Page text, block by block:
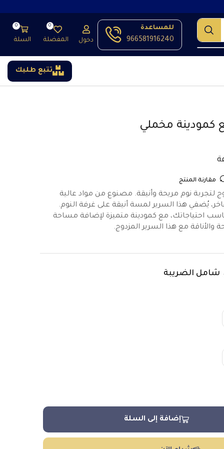
للمساعدة
966581916240 دخول
0
المفضلة
0
السلة
تتبع طلبك
كمودينة مخملي
مقارنة المنتج
لتجربة نوم مريحة وأنيقة. مصنوع من مواد عالية
يُضفي هذا السرير لمسة أنيقة على غرفة النوم.
احتياجاتك، مع كمودينة متميزة لإضافة مساحة
والأناقة مع هذا السرير المزدوج.
شامل الضريبة
إضافة إلى السلة